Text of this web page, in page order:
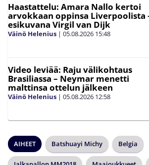
Haastattelu: Amara Nallo kertoi
arvokkaan oppinsa Liverpoolista
esikuvana Virgil van Dijk
Väinö Helenius | 05.08.2026 15:48
Video leviää: Raju välikohtaus
Brasiliassa – Neymar menetti
malttinsa ottelun jälkeen
Väinö Helenius | 05.08.2026 12:58
AIHEET Batshuayi Michy Belgia